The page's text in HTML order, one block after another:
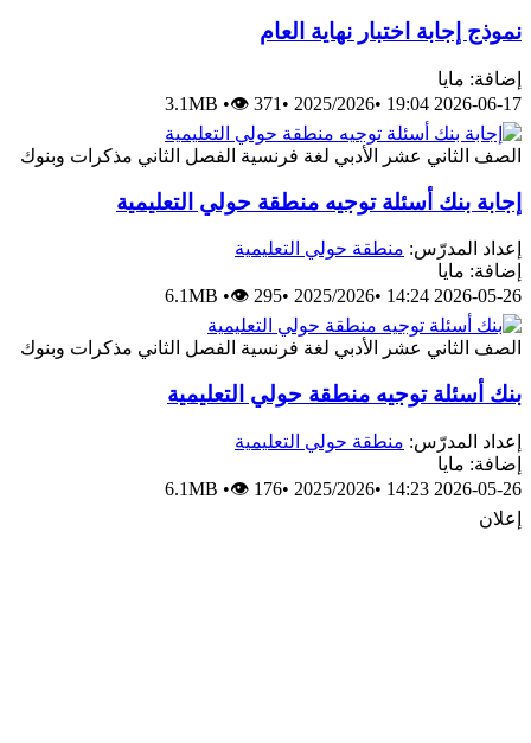
إجابة اختبار نهاية العام
مايا
2026-06-17
•
2025/2026
•
3.1MB •👁 371
الثاني عشر الأدبي لغة فرنسية الفصل الثاني مذكرات وبنوك
بنك أسئلة توجيه منطقة حولي التعليمية
المدرّس: منطقة حولي التعليمية
مايا
2026-05-26
•
2025/2026
•
6.1MB •👁 295
الثاني عشر الأدبي لغة فرنسية الفصل الثاني مذكرات وبنوك
أسئلة توجيه منطقة حولي التعليمية
المدرّس: منطقة حولي التعليمية
مايا
2026-05-26
•
2025/2026
•
6.1MB •👁 176